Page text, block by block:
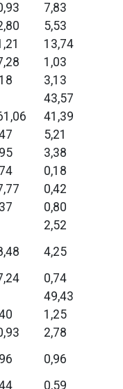
7,83
5,53
13,74
1,03
3,13
43,57
41,39
5,21
3,38
0,18
0,42
0,80
2,52
4,25
0,74
49,43
1,25
2,78
0,96
0,59